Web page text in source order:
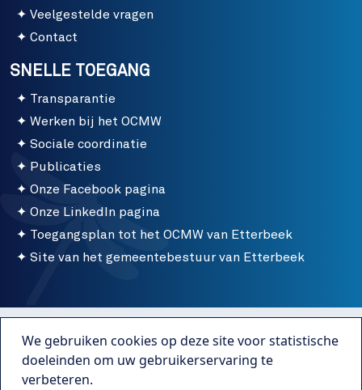
Veelgestelde vragen
Contact
SNELLE TOEGANG
Transparantie
Werken bij het OCMW
Sociale coordinatie
Publicaties
Onze Facebook pagina
Onze LinkedIn pagina
Toegangsplan tot het OCMW van Etterbeek
Site van het gemeentebestuur van Etterbeek
Menu bottom
Publicaties
We gebruiken cookies op deze site voor statistische
doeleinden om uw gebruikerservaring te
verbeteren.